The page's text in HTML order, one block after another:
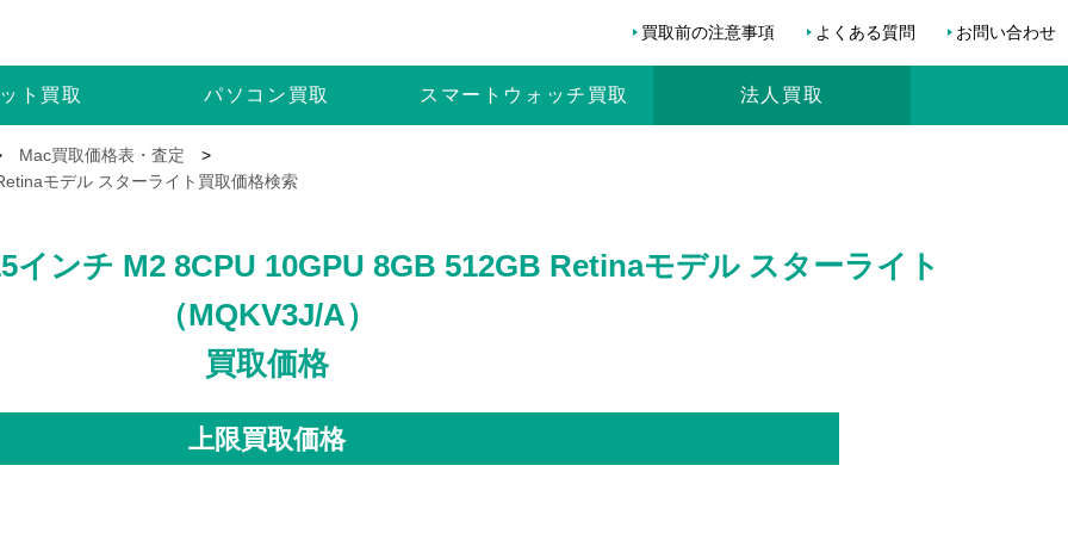
買取前の注意事項 よくある質問 お問い合わせ
ト 買取 パソコン 買取 スマートウォッチ 買取 法人買取
Mac買取価格表・査定
>
モデル スターライト買取価格検索
ンチ M2 8CPU 10GPU 8GB 512GB Retinaモデル スターライト
（MQKV3J/A）
買取価格
上限買取価格